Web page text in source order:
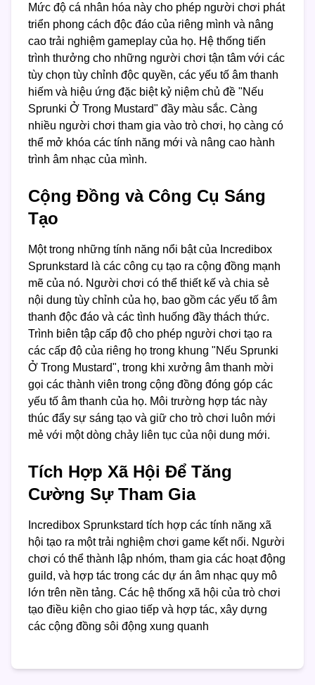
Mức độ cá nhân hóa này cho phép người chơi phát
triển phong cách độc đáo của riêng mình và nâng
cao trải nghiệm gameplay của họ. Hệ thống tiến
trình thưởng cho những người chơi tận tâm với các
tùy chọn tùy chỉnh độc quyền, các yếu tố âm thanh
hiếm và hiệu ứng đặc biệt kỷ niệm chủ đề "Nếu
Sprunki Ở Trong Mustard" đầy màu sắc. Càng
nhiều người chơi tham gia vào trò chơi, họ càng có
thể mở khóa các tính năng mới và nâng cao hành
trình âm nhạc của mình.
Cộng Đồng và Công Cụ Sáng
Tạo
Một trong những tính năng nổi bật của Incredibox
Sprunkstard là các công cụ tạo ra cộng đồng mạnh
mẽ của nó. Người chơi có thể thiết kế và chia sẻ
nội dung tùy chỉnh của họ, bao gồm các yếu tố âm
thanh độc đáo và các tình huống đầy thách thức.
Trình biên tập cấp độ cho phép người chơi tạo ra
các cấp độ của riêng họ trong khung "Nếu Sprunki
Ở Trong Mustard", trong khi xưởng âm thanh mời
gọi các thành viên trong cộng đồng đóng góp các
yếu tố âm thanh của họ. Môi trường hợp tác này
thúc đẩy sự sáng tạo và giữ cho trò chơi luôn mới
mẻ với một dòng chảy liên tục của nội dung mới.
Tích Hợp Xã Hội Để Tăng
Cường Sự Tham Gia
Incredibox Sprunkstard tích hợp các tính năng xã
hội tạo ra một trải nghiệm chơi game kết nối. Người
chơi có thể thành lập nhóm, tham gia các hoạt động
guild, và hợp tác trong các dự án âm nhạc quy mô
lớn trên nền tảng. Các hệ thống xã hội của trò chơi
tạo điều kiện cho giao tiếp và hợp tác, xây dựng
các cộng đồng sôi động xung quanh